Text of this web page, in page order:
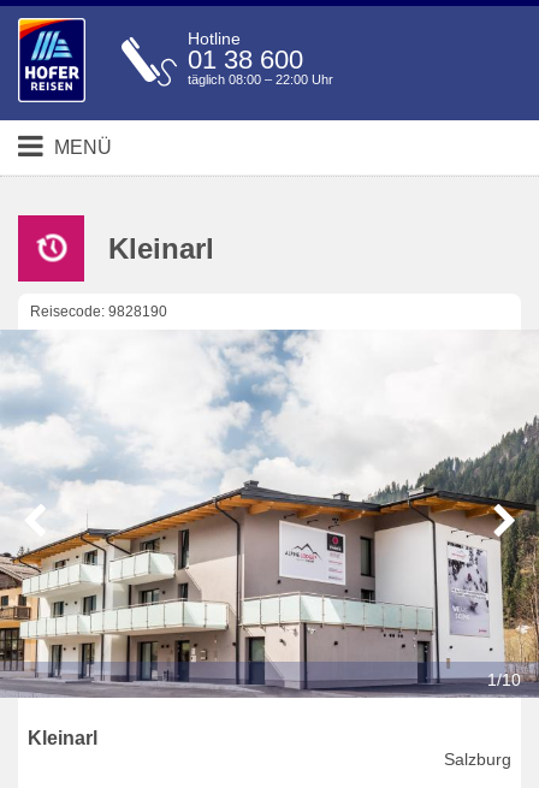
Hotline
01 38 600
täglich 08:00 – 22:00 Uhr
MENÜ
Kleinarl
Reisecode: 9828190
1/10
Kleinarl
Salzburg